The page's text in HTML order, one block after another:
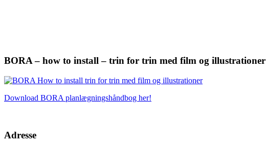
BORA – how to install – trin for trin med film og illustrationer
Download BORA planlægningshåndbog her!
Adresse